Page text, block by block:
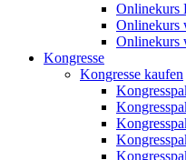
Onlinekurs
Onlinekurs
Onlinekurs
Kongresse
Kongresse kaufen